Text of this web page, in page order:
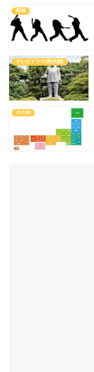
野球
テレビドラマ(時代劇)
その他